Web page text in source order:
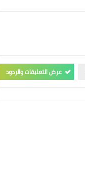
عرض التعليقات والردود